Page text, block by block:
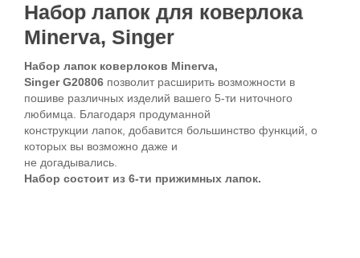
Набор лапок для коверлока
Minerva, Singer
Набор лапок коверлоков Minerva,
Singer G20806 позволит расширить возможности в
пошиве различных изделий вашего 5-ти ниточного
любимца. Благодаря продуманной
конструкции лапок, добавится большинство функций, о
которых вы возможно даже и
не догадывались.
Набор состоит из 6-ти прижимных лапок.